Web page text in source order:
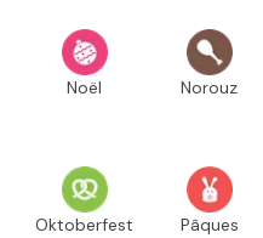
Noël Norouz
Oktoberfest Pâques